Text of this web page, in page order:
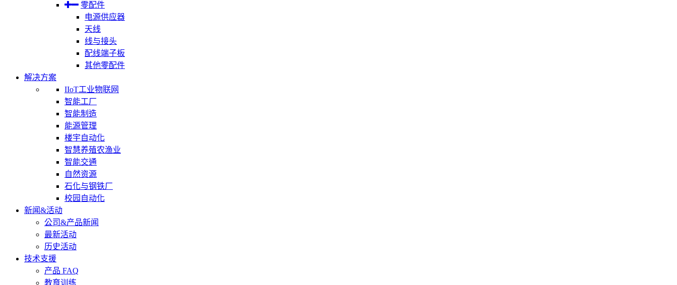
零配件
电源供应器
天线
线与接头
配线端子板
其他零配件
解决方案
IIoT工业物联网
智能工厂
智能制造
能源管理
楼宇自动化
智慧养殖农渔业
智能交通
自然资源
石化与钢铁厂
校园自动化
新闻&活动
公司&产品新闻
最新活动
历史活动
技术支援
产品 FAQ
教育训练